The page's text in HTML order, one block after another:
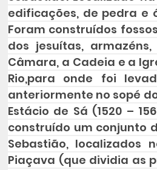
edificações, de pedra e
Foram construídos
dos jesuítas,
Câmara, a Cadeia e a
Rio,para onde foi
anteriormente no sopé
Estácio de Sá (1520 –
construído um conjunto
Sebastião,
Piaçava (que dividia as